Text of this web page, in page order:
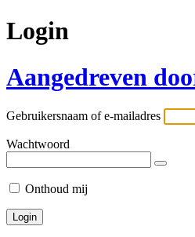
Login
Aangedreven
Gebruikersnaam of e-mailadres
Wachtwoord
Onthoud mij